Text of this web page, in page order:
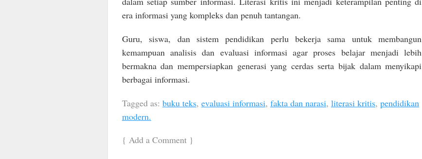
era informasi yang kompleks dan penuh tantangan.
Guru, siswa, dan sistem pendidikan perlu bekerja sama untuk membangun
kemampuan analisis dan evaluasi informasi agar proses belajar menjadi lebih
bermakna dan mempersiapkan generasi yang cerdas serta bijak dalam menyikapi
berbagai informasi.
Tagged as: buku teks, evaluasi informasi, fakta dan narasi, literasi kritis, pendidikan
modern.
{ Add a Comment}